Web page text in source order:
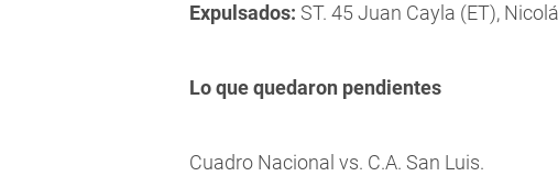
Expulsados: ST. 45 Juan Cayla (ET),
Lo que quedaron pendientes
Cuadro Nacional vs. C.A. San Luis.